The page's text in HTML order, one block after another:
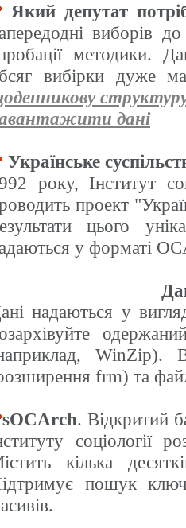
Який депутат
виборів
методики.
вибірки дуже
дані
Українське
року, Інститут
проект
цього
у форматі
надаються у
WinZip).
frm) та
sOCArch. Відкритий
соціології
кілька
пошук